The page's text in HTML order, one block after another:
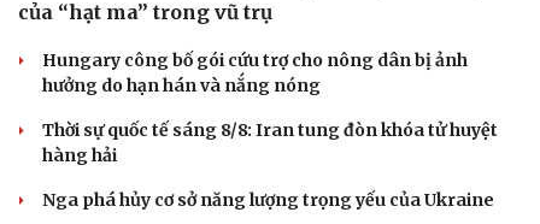
Văn hóa
Văn học
Âm nhạc
Giải trí
Thời trang
của “hạt ma” trong vũ trụ
Hungary công bố gói cứu trợ cho nông dân bị ảnh
hưởng do hạn hán và nắng nóng
Thời sự quốc tế sáng 8/8: Iran tung đòn khóa tử huyệt
hàng hải
Nga phá hủy cơ sở năng lượng trọng yếu của Ukraine